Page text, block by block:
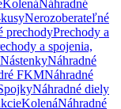
KolenáNáhradné
Nerozoberateľné
prechodyPrechody a
a spojenia,
NástenkyNáhradné
FKMNáhradné
Náhradné diely
KolenáNáhradné